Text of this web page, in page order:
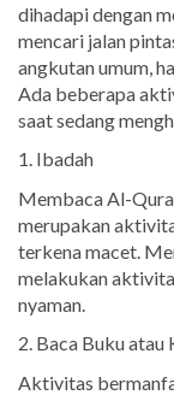
dihadapi dengan
mencari jalan
angkutan umum,
Ada beberapa
saat sedang
1. Ibadah
Membaca Al-
merupakan
terkena macet.
melakukan
nyaman.
2. Baca Buku atau
Aktivitas